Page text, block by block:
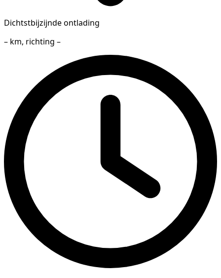
Dichtstbijzijnde ontlading
– km, richting –